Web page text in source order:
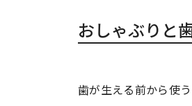
おしゃぶりと
歯が生える前から使